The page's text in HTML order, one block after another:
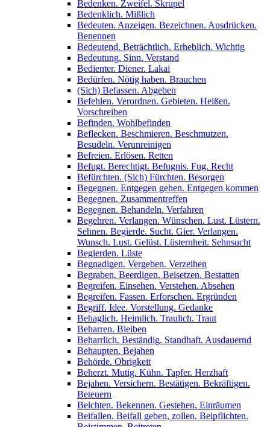
Bedenken. Zweifel. Skrupel
Bedenklich. Mißlich
Bedeuten. Anzeigen. Bezeichnen. Ausdrücken.
Benennen
Bedeutend. Beträchtlich. Erheblich. Wichtig
Bedeutung. Sinn. Verstand
Bedienter. Diener. Lakai
Bedürfen. Nötig haben. Brauchen
(Sich) Befassen. Abgeben
Befehlen. Verordnen. Gebieten. Heißen.
Vorschreiben
Befinden. Wohlbefinden
Beflecken. Beschmieren. Beschmutzen.
Besudeln. Verunreinigen
Befreien. Erlösen. Retten
Befugt. Berechtigt. Befugnis. Fug. Recht
Befürchten. (Sich) Fürchten. Besorgen
Begegnen. Entgegen gehen. Entgegen kommen
Begegnen. Zusammentreffen
Begegnen. Behandeln. Verfahren
Begehren. Verlangen. Wünschen. Lust. Lüstern.
Sehnen. Begierde. Sucht. Gier. Verlangen.
Wunsch. Lust. Gelüst. Lüsternheit. Sehnsucht
Begierden. Lüste
Begnadigen. Vergeben. Verzeihen
Begraben. Beerdigen. Beisetzen. Bestatten
Begreifen. Einsehen. Verstehen. Absehen
Begreifen. Fassen. Erforschen. Ergründen
Begriff. Idee. Vorstellung. Gedanke
Behaglich. Heimlich. Traulich. Traut
Beharren. Bleiben
Beharrlich. Beständig. Standhaft. Ausdauernd
Behaupten. Bejahen
Behörde. Obrigkeit
Beherzt. Mutig. Kühn. Tapfer. Herzhaft
Bejahen. Versichern. Bestätigen. Bekräftigen.
Beteuern
Beichten. Bekennen. Gestehen. Einräumen
Beifallen. Beifall geben, zollen. Beipflichten.